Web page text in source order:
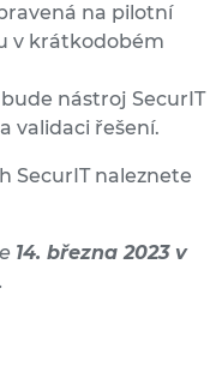
na pilotní
v krátkodobém
nástroj SecurIT
validaci řešení.
SecurIT naleznete
14. března 2023 v
.